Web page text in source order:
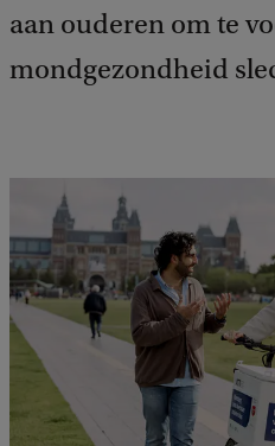
aan ouderen om te
mondgezondheid